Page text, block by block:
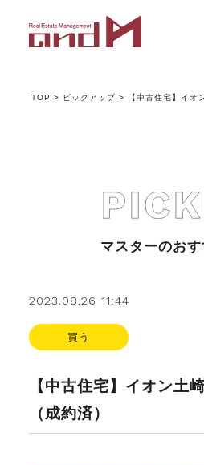
アンドエムが選ばれる理由
不動産売買Q&A
不動産のお悩み解決
TOP > ピックアップ > 【中古住宅】イオ
マスターのお
2023.08.26 11:44
買う
【中古住宅】イオン土
（成約済）